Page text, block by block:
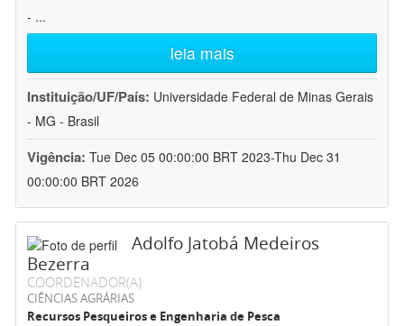
- ...
leia mais
Instituição/UF/País: Universidade Federal de Minas Gerais
- MG - Brasil
Vigência: Tue Dec 05 00:00:00 BRT 2023-Thu Dec 31
00:00:00 BRT 2026
Adolfo Jatobá Medeiros
Bezerra
COORDENADOR(A)
CIÊNCIAS AGRÁRIAS
Recursos Pesqueiros e Engenharia de Pesca